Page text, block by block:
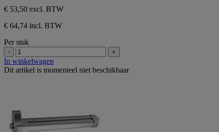
5
sterren.
€ 53,50 excl. BTW
€ 64,74 incl. BTW
Per stuk
- +
In winkelwagen
Dit artikel is momenteel niet beschikbaar